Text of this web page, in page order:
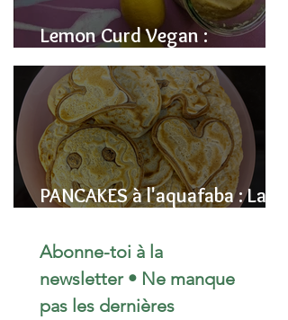
Lemon Curd Vegan :
L'alternative saine aux pois
chiches
PANCAKES à l'aquafaba : La
Moelleuse (Sans Œufs)
Abonne-toi à la
newsletter • Ne manque
pas les dernières